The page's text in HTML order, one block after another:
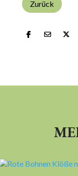
Zurück